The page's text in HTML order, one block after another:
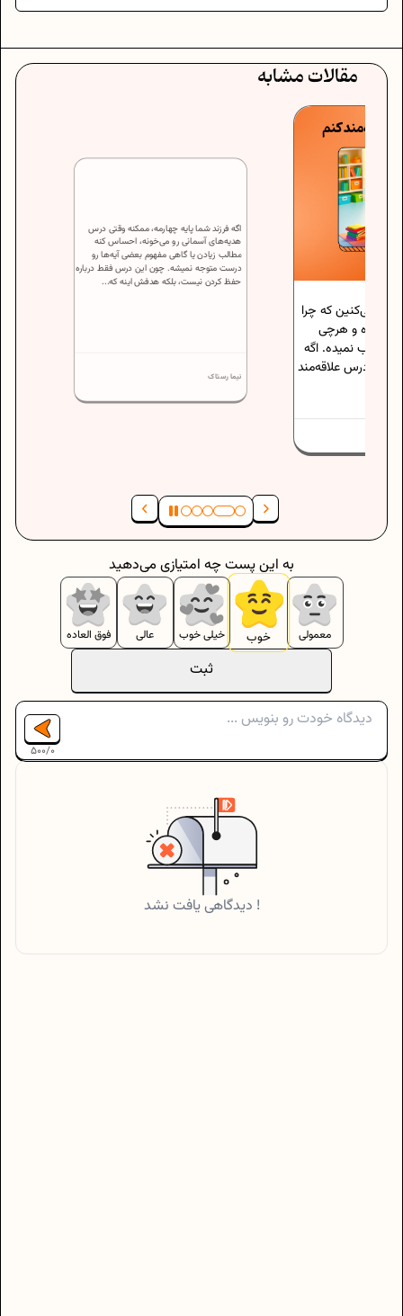
مقالات مشابه
که چرا
و هرچی
نمیده. اگه
علاقه‌مند
ثبت
معمولی خوب خیلی خوب عالی فوق العاده
به این پست چه امتیازی می‌دهید
500/0
دیدگاهی یافت نشد !